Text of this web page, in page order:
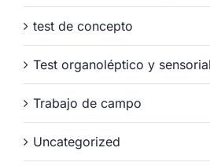
test de concepto
Test organoléptico y
Trabajo de campo
Uncategorized